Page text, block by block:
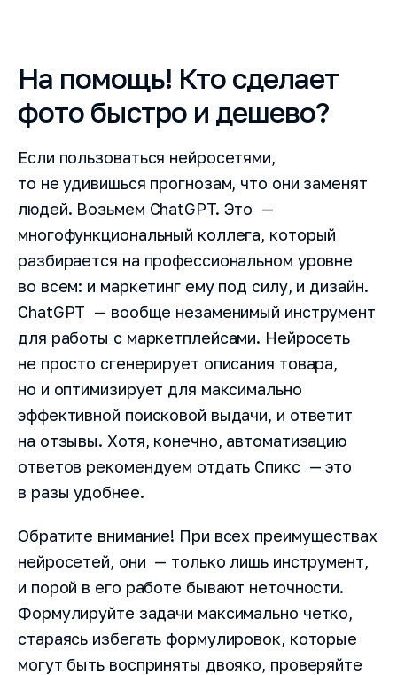
На помощь! Кто сделает
фото быстро и дешево?
Если пользоваться нейросетями,
то не удивишься прогнозам, что они заменят
людей. Возьмем ChatGPT. Это —
многофункциональный коллега, который
разбирается на профессиональном уровне
во всем: и маркетинг ему под силу, и дизайн.
ChatGPT — вообще незаменимый инструмент
для работы с маркетплейсами. Нейросеть
не просто сгенерирует описания товара,
но и оптимизирует для максимально
эффективной поисковой выдачи, и ответит
на отзывы. Хотя, конечно, автоматизацию
ответов рекомендуем отдать Спикс — это
в разы удобнее.
Обратите внимание! При всех преимуществах
нейросетей, они — только лишь инструмент,
и порой в его работе бывают неточности.
Формулируйте задачи максимально четко,
стараясь избегать формулировок, которые
могут быть восприняты двояко, проверяйте